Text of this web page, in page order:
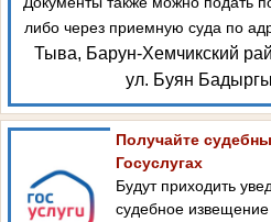
либо через приемную суда по
Тыва, Барун-Хемчикский
ул. Буян
Получайте
Госуслугах
Будут приходить
судебное